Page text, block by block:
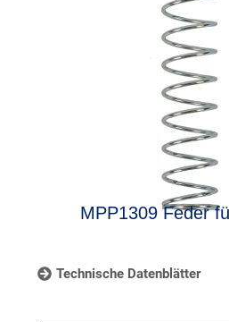
MPP1309 Feder
Technische Datenblätter